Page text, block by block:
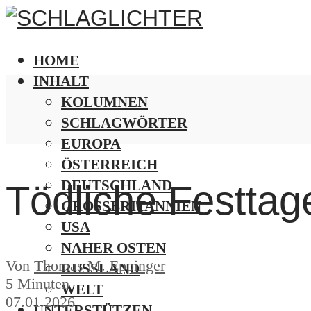
HOME
INHALT
KOLUMNEN
SCHLAGWÖRTER
EUROPA
ÖSTERREICH
DEUTSCHLAND
GROSSBRITANNIEN
USA
NAHER OSTEN
RUSSLAND
WELT
Tödliche
Von Thomas M. Eppinger
5 Minuten
07.01.2026